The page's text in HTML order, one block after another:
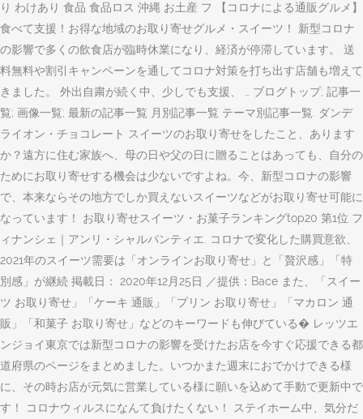
り わけあり 食品 食品ロス 沖縄 お土産 フ 【コロナによる通販グルメ】
食べて支援！お得な地域のお取り寄せグルメ・スイーツ！ 新型コロナ
の影響で多くの飲食店が臨時休業になり、経済が停滞しています。 送
料無料や割引キャンペーンを通してコロナ対策を打ち出す店舗も増えて
きました。 外出自粛が続く中、少しでも支援、 … ブログトップ; 記事一
覧; 画像一覧; 最新の記事一覧 月別記事一覧 テーマ別記事一覧. ダンデ
ライオン・チョコレート スイーツのお取り寄せをしたこと、あります
か？遠方に住む家族へ、母の日や父の日に贈ることはあっても、自分の
ためにお取り寄せする機会は少ないですよね。今、新型コロナの影響
で、本来ならその地方でしか買えないスイーツなどがお取り寄せ可能に
なっています！ お取り寄せスイーツ・お菓子ランキングtop20 第1位 フ
ィナンシェ｜アンリ・シャルパンティエ. コロナで変化した購買意欲、
2021年のスイーツ需要は「オンラインお取り寄せ」と「贅沢感」「特
別感」が継続 掲載日： 2020年12月25日 ／提供：Bace また、「スイー
ツ お取り寄せ」「ケーキ 通販」「プリン お取り寄せ」「マカロン 通
販」「和菓子 お取り寄せ」などのキーワードも伸びている� レッツエ
ンジョイ東京では新型コロナの影響を受けたお店を今すぐ応援できる都
道府県のページをまとめました。いつかまた週末におでかけできる様
に、その時お店が元気に営業している様に願いを込めて手動で更新中で
す！ コロナウィルスになんて負けたくない！ ステイホーム中、気分だ